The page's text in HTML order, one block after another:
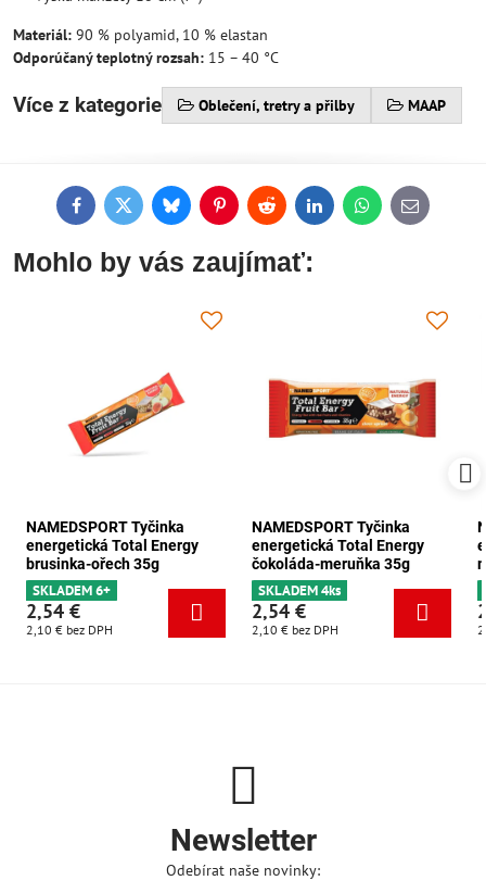
Materiál: 90 % polyamid, 10 % elastan
Odporúčaný teplotný rozsah: 15 – 40 °C
Více z kategorie Oblečení, tretry a přilby MAAP
FacebookTwitterBlueskyPinterestReddit LinkedInWhatsApp
E-
mail
Mohlo by vás zaujímať:
NAMEDSPORT Tyčinka
energetická Total Energy
brusinka-ořech 35g
SKLADEM 6+
2,54 €
2,10 € bez DPH
NAMEDSPORT Tyčinka
energetická Total Energy
čokoláda-meruňka 35g
SKLADEM 4ks
2,54 €
2,10 € bez DPH
Newsletter
Odebírat naše novinky: